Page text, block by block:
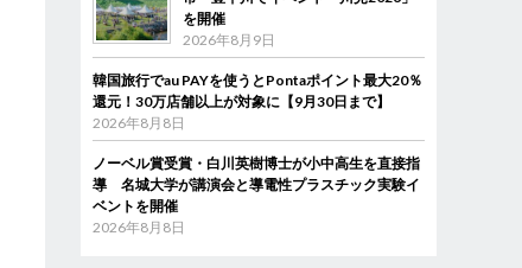
を開催
2026年8月9日
韓国旅行でau PAYを使うとPontaポイント最大20％
還元！30万店舗以上が対象に【9月30日まで】
2026年8月8日
ノーベル賞受賞・白川英樹博士が小中高生を直接指
導 名城大学が講演会と導電性プラスチック実験イ
ベントを開催
2026年8月8日